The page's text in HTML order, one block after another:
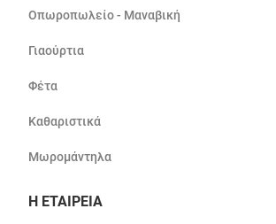
Οπωροπωλείο - Μαναβική
Γιαούρτια
Φέτα
Καθαριστικά
Μωρομάντηλα
Η ΕΤΑΙΡΕΙΑ